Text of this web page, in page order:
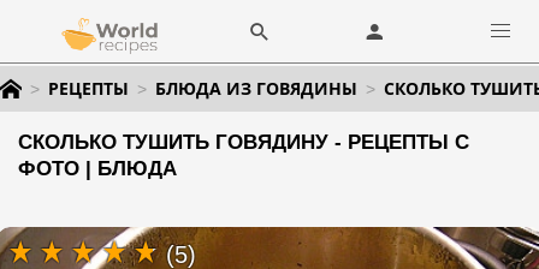
РЕЦЕПТЫ БЛЮДА ИЗ ГОВЯДИНЫ СКОЛЬКО
СКОЛЬКО ТУШИТЬ ГОВЯДИНУ - РЕЦЕПТЫ С
ФОТО | БЛЮДА
(5)